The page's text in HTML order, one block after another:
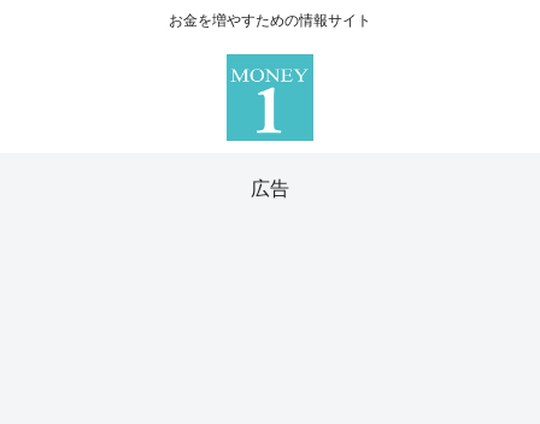
お金を増やすための情報サイト
広告